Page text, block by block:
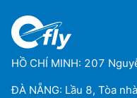
HỒ CHÍ MINH: 207
ĐÀ NẴNG: Lầu 8, Tòa